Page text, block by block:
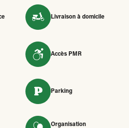
Livraison à domicile
Accès PMR
Parking
Organisation